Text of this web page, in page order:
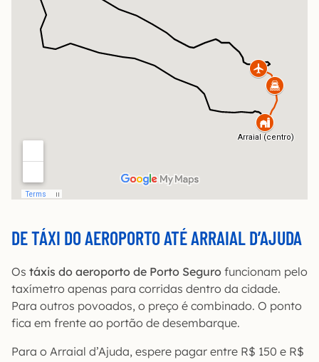
DE TÁXI DO AEROPORTO ATÉ ARRAIAL D’AJUDA
Os táxis do aeroporto de Porto Seguro funcionam pelo
taxímetro apenas para corridas dentro da cidade.
Para outros povoados, o preço é combinado. O ponto
fica em frente ao portão de desembarque.
Para o Arraial d’Ajuda, espere pagar entre R$ 150 e R$